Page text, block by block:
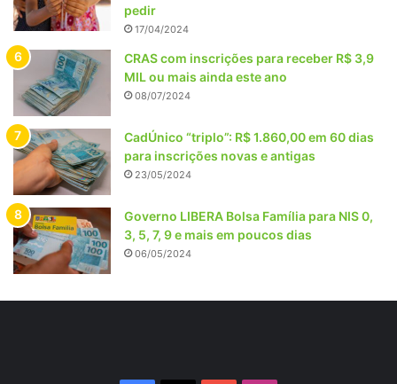
pedir
17/04/2024
CRAS com inscrições para receber R$ 3,9
MIL ou mais ainda este ano
08/07/2024
CadÚnico “triplo”: R$ 1.860,00 em 60 dias
para inscrições novas e antigas
23/05/2024
Governo LIBERA Bolsa Família para NIS 0,
3, 5, 7, 9 e mais em poucos dias
06/05/2024